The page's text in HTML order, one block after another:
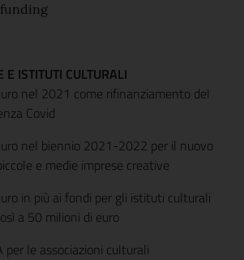
E ISTITUTI CULTURALI
nel 2021 come rifinanziamento del
Covid
nel biennio 2021-2022 per il nuovo
e medie imprese creative
in più ai fondi per gli istituti culturali
a 50 milioni di euro
per le associazioni culturali